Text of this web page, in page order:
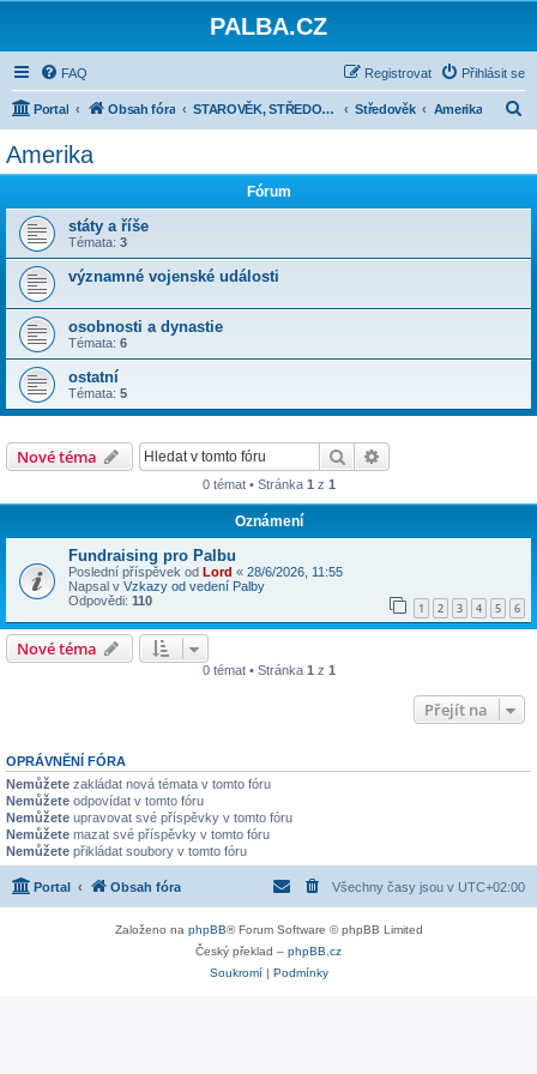
PALBA.CZ
FAQ Přihlásit se
Registrovat
Portal Obsah fóra STAROVĚK, STŘEDOVĚK, NOVOVĚK DO ROKU 1914 Středověk Amerika
Amerika
Fórum
státy a říše
Témata: 3
významné vojenské události
osobnosti a dynastie
Témata: 6
ostatní
Témata: 5
Nové téma Hledat
0 témat • Stránka 1 z 1
Oznámení
Fundraising pro Palbu
Poslední příspěvek od Lord « 28/6/2026, 11:55
Napsal v Vzkazy od vedení Palby
Odpovědi: 110 1 2 3 4 5 6
Nové téma
0 témat • Stránka 1 z 1
Přejít na
OPRÁVNĚNÍ FÓRA
Nemůžete zakládat nová témata v tomto fóru
Nemůžete odpovídat v tomto fóru
Nemůžete upravovat své příspěvky v tomto fóru
Nemůžete mazat své příspěvky v tomto fóru
Nemůžete přikládat soubory v tomto fóru
Portal Obsah fóra Všechny časy jsou v UTC+02:00
Založeno na phpBB® Forum Software © phpBB Limited
Český překlad – phpBB.cz
Soukromí| Podmínky